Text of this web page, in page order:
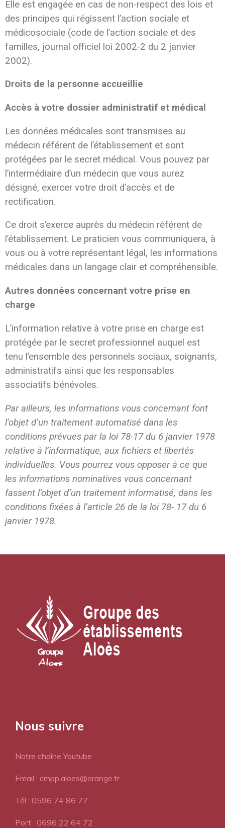
Elle est engagée en cas de non-respect des lois et
des principes qui régissent l’action sociale et
médicosociale (code de l’action sociale et des
familles, journal officiel loi 2002-2 du 2 janvier
2002).
Droits de la personne accueillie
Accès à votre dossier administratif et médical
Les données médicales sont transmises au
médecin référent de l’établissement et sont
protégées par le secret médical. Vous pouvez par
l’intermédiaire d’un médecin que vous aurez
désigné, exercer votre droit d’accès et de
rectification.
Ce droit s’exerce auprès du médecin référent de
l’établissement. Le praticien vous communiquera, à
vous ou à votre représentant légal, les informations
médicales dans un langage clair et compréhensible.
Autres données concernant votre prise en
charge
L’information relative à votre prise en charge est
protégée par le secret professionnel auquel est
tenu l’ensemble des personnels sociaux, soignants,
administratifs ainsi que les responsables
associatifs bénévoles.
Par ailleurs, les informations vous concernant font
l’objet d’un traitement automatisé dans les
conditions prévues par la loi 78-17 du 6 janvier 1978
relative à l’informatique, aux fichiers et libertés
individuelles. Vous pourrez vous opposer à ce que
les informations nominatives vous concernant
fassent l’objet d’un traitement informatisé, dans les
conditions fixées à l’article 26 de la loi 78- 17 du 6
janvier 1978.
Nous suivre
Notre chaîne Youtube
Email : cmpp.aloes@orange.fr
Tél : 0596 74 86 77
Port : 0696 22 64 72